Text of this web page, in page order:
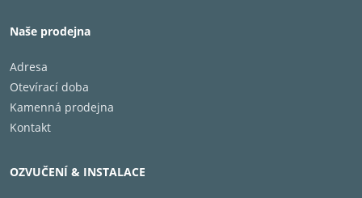
prostorový reproduktor jsou vyrobeny z tkaniny a
neunavující a přesto detailní zvuk.
ZÁKLADNÍ VLASTNOSTI
Naše prodejna
Adresa
Otevírací doba
Kamenná prodejna
Kontakt
OZVUČENÍ & INSTALACE